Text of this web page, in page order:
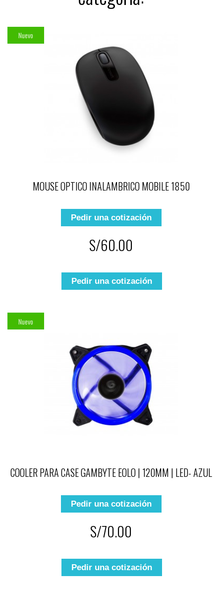
Nuevo
MOUSE OPTICO INALAMBRICO MOBILE 1850
Pedir una cotización
S/60.00
Pedir una cotización
Nuevo
COOLER PARA CASE GAMBYTE EOLO | 120MM | LED- AZUL
Pedir una cotización
S/70.00
Pedir una cotización